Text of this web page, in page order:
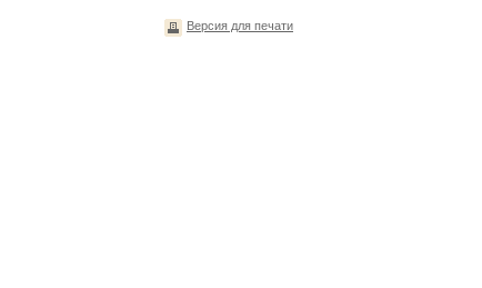
Версия для печати